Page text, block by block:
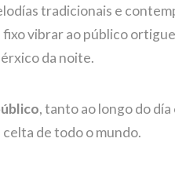
tradicionais e
fixo vibrar ao público
da noite.
, tanto ao longo do
de todo o mundo.